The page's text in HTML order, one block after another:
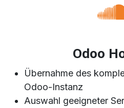
Odoo
Übernahme des
Odoo-Instanz
Auswahl geeigneter